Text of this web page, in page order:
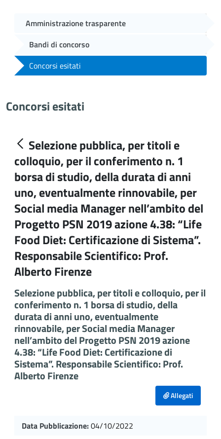
Amministrazione trasparente
Bandi di concorso
Concorsi esitati
Concorsi esitati
Selezione pubblica, per titoli e
colloquio, per il conferimento n. 1
borsa di studio, della durata di anni
uno, eventualmente rinnovabile, per
Social media Manager nell’ambito del
Progetto PSN 2019 azione 4.38: “Life
Food Diet: Certificazione di Sistema”.
Responsabile Scientifico: Prof.
Alberto Firenze
Selezione pubblica, per titoli e colloquio, per il
conferimento n. 1 borsa di studio, della
durata di anni uno, eventualmente
rinnovabile, per Social media Manager
nell’ambito del Progetto PSN 2019 azione
4.38: “Life Food Diet: Certificazione di
Sistema”. Responsabile Scientifico: Prof.
Alberto Firenze
Allegati
Data Pubblicazione:04/10/2022